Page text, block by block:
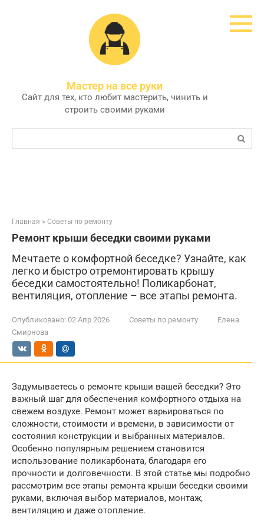
Мастер на все руки
Сайт для тех, кто любит мастерить, чинить и
строить своими руками
Поиск:
Главная » Советы по ремонту
Ремонт крыши беседки своими руками
Мечтаете о комфортной беседке? Узнайте, как
легко и быстро отремонтировать крышу
беседки самостоятельно! Поликарбонат,
вентиляция, отопление – все этапы ремонта.
Опубликовано: 02 Апр 2026 Советы по ремонту
Елена
Смирнова
Задумываетесь о ремонте крыши вашей беседки? Это
важный шаг для обеспечения комфортного отдыха на
свежем воздухе. Ремонт может варьироваться по
сложности, стоимости и времени, в зависимости от
состояния конструкции и выбранных материалов.
Особенно популярным решением становится
использование поликарбоната, благодаря его
прочности и долговечности. В этой статье мы подробно
рассмотрим все этапы ремонта крыши беседки своими
руками, включая выбор материалов, монтаж,
вентиляцию и даже отопление.